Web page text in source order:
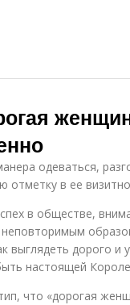
одеваться,
отметку в ее
в обществе,
выглядеть дорого и
настоящей
что «дорогая